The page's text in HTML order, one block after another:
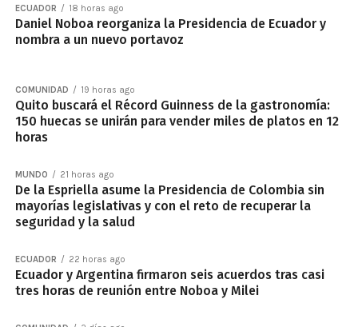
ECUADOR 18 horas ago
Daniel Noboa reorganiza la Presidencia de Ecuador y
nombra a un nuevo portavoz
COMUNIDAD 19 horas ago
Quito buscará el Récord Guinness de la gastronomía:
150 huecas se unirán para vender miles de platos en 12
horas
MUNDO 21 horas ago
De la Espriella asume la Presidencia de Colombia sin
mayorías legislativas y con el reto de recuperar la
seguridad y la salud
ECUADOR 22 horas ago
Ecuador y Argentina firmaron seis acuerdos tras casi
tres horas de reunión entre Noboa y Milei